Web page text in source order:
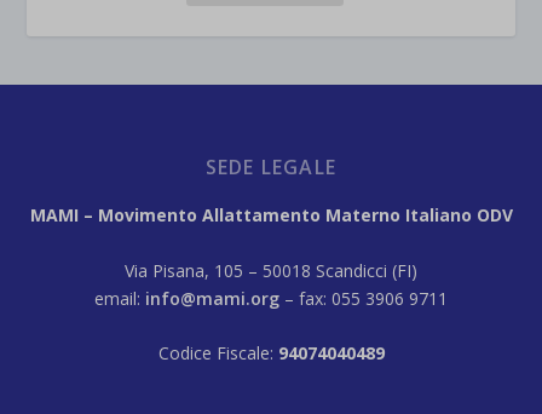
SEDE LEGALE
MAMI – Movimento Allattamento Materno Italiano ODV
Via Pisana, 105 – 50018 Scandicci (FI)
email: info@mami.org – fax: 055 3906 9711
Codice Fiscale: 94074040489